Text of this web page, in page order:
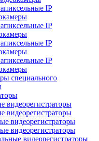
IP
IP
IP
IP
специального
видеорегистраторы
видеорегистраторы
видеорегистраторы
видеорегистраторы
видеорегистраторы